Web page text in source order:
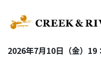
2026年7月10日（金）19